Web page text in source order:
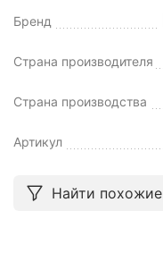
Бренд
Страна производителя
Страна производства
Артикул
Найти похожие